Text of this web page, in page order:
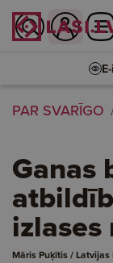
PAR SVARĪGO
Ganas
Māris Puķītis / Latvijas